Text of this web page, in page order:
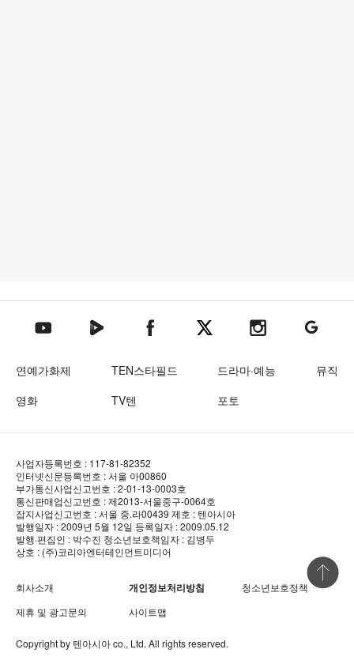
텐아시아 유튜브텐아시아 네이버TV텐아시아 페이스북텐아시아 엑스텐아시아 인스타그램
텐아시아
연예가화제 TEN스타필드 드라마·예능
뮤직
영화
TV텐 포토
사업자등록번호 : 117-81-82352
인터넷신문등록번호 : 서울 아00860
부가통신사업신고번호 : 2-01-13-0003호
통신판매업신고번호 : 제2013-서울중구-0064호
잡지사업신고번호 : 서울 중.라00439 제호 : 텐아시아
발행일자 : 2009년 5월 12일 등록일자 : 2009.05.12
발행·편집인 : 박수진 청소년보호책임자 : 김병두
상호 : (주)코리아엔터테인먼트미디어
회사소개 개인정보처리방침
청소년보호정책
제휴 및 광고문의
사이트맵
Copyright by 텐아시아co., Ltd. All rights reserved.
상단 바로